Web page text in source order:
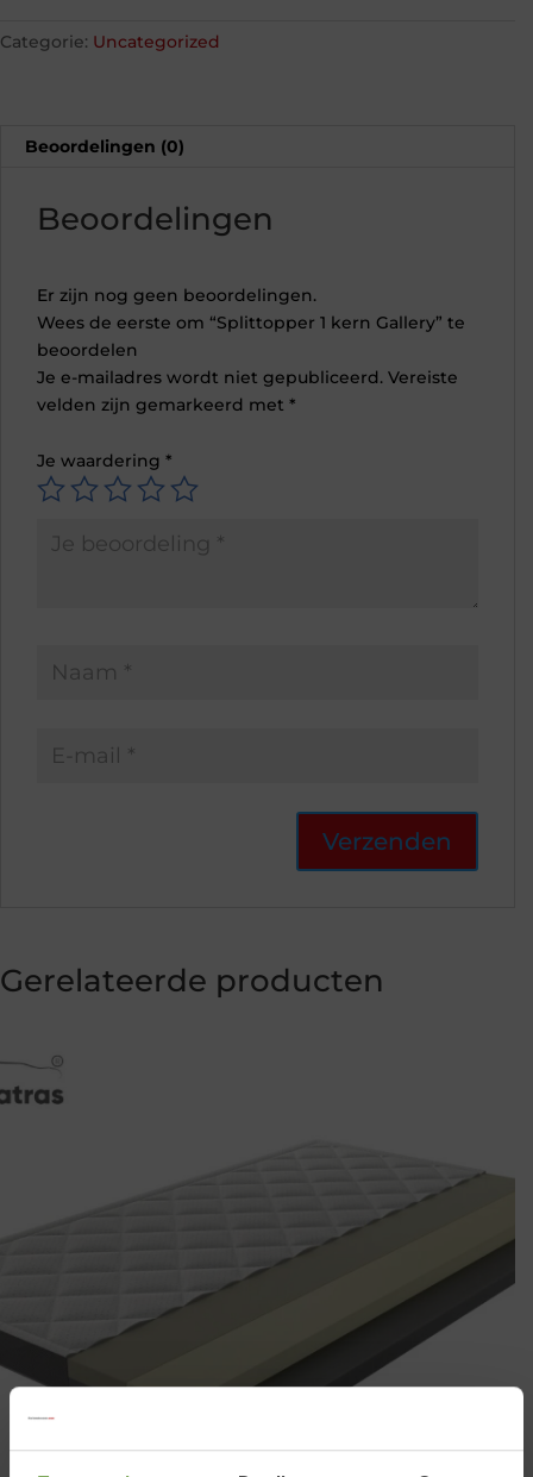
Categorie: Uncategorized
Beoordelingen (0)
Beoordelingen
Er zijn nog geen beoordelingen.
Wees de eerste om “Splittopper 1 kern Gallery” te
beoordelen
Je e-mailadres wordt niet gepubliceerd. Vereiste
velden zijn gemarkeerd met *
Je waardering *
Gerelateerde producten